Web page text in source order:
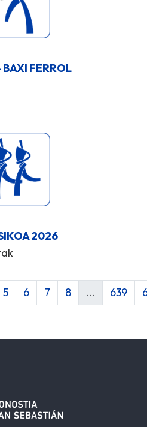
FERROL
2026
5 6 7 8 ... 639